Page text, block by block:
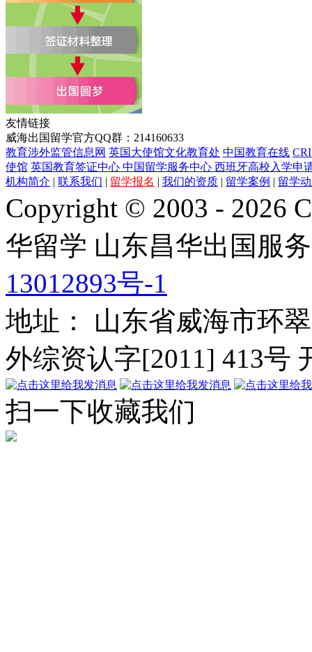
友情链接
威海出国留学官方QQ群：214160633
教育涉外监管信息网 英国大使馆文化教育处 中国教育在线
使馆 英国教育签证中心 中国留学服务中心 西班牙高校入学申
机构简介 | 联系我们 | 留学报名 | 我们的资质 | 留学案例 | 留学
Copyright © 2003 - 2026
华留学 山东昌华出国服
13012893号-1
地址： 山东省威海市环
外综资认字[2011] 413号
扫一下收藏我们